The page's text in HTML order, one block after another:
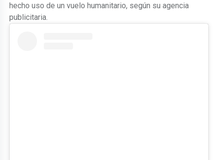
hecho uso de un vuelo humanitario, según su agencia
publicitaria.